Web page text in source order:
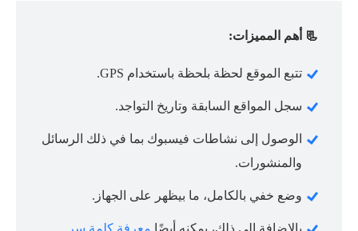
📃 أهم المميزات:
تتبع الموقع لحظة بلحظة باستخدام GPS.
سجل المواقع السابقة وتاريخ التواجد.
الوصول إلى نشاطات فيسبوك بما في ذلك الرسائل
والمنشورات.
وضع خفي بالكامل، ما بيظهر على الجهاز.
بالإضافة إلى ذلك، يمكنه أيضًا معرفة كلمة سر